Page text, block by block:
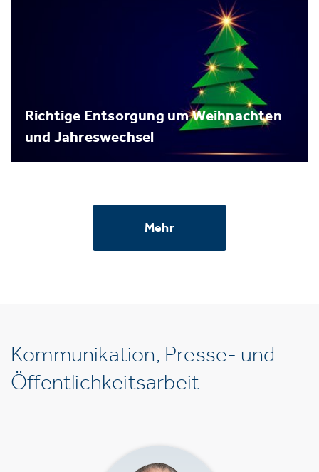
Richtige Entsorgung um Weihnachten
und Jahreswechsel
Mehr
Kommunikation, Presse- und
Öffentlichkeitsarbeit